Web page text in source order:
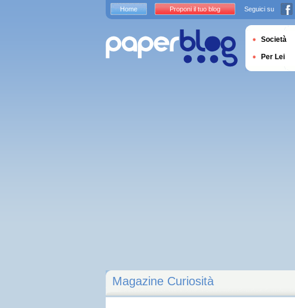
Magazine Curiosità
Home Proponi il tuo blog Seguici su
Società
Per Lei